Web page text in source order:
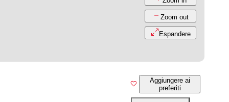
Zoom out
Espandere
Aggiungere ai
preferiti